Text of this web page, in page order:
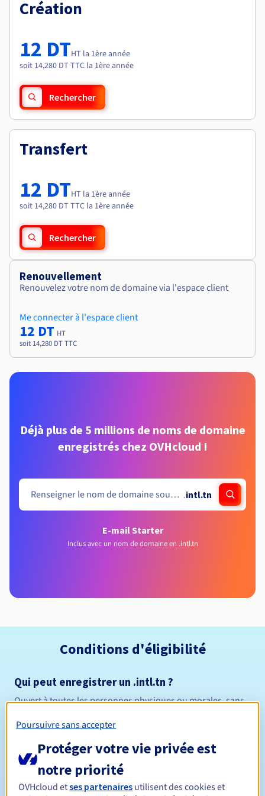
Tarifs
Roadmap & Changelog
Roadmap & Changelog
Création
12 DTHT la 1ère année
soit 14,280 DT TTC la 1ère année
Rechercher
Transfert
12 DTHT la 1ère année
soit 14,280 DT TTC la 1ère année
Rechercher
Renouvellement
Renouvelez votre nom de domaine via l'espace client
Me connecter à l'espace client
12 DT HT
soit 14,280 DT TTC
Déjà plus de 5 millions de noms de domaine
enregistrés chez OVHcloud !
.intl.tn
E-mail Starter
Inclus avec un nom de domaine en .intl.tn
Conditions d'éligibilité
Qui peut enregistrer un .intl.tn ?
Ouvert à toutes les personnes physiques ou morales, sans
Durée de réservation
Poursuivre sans accepter
Protéger votre vie privée est
notre priorité
OVHcloud etses partenaires utilisent des cookies et